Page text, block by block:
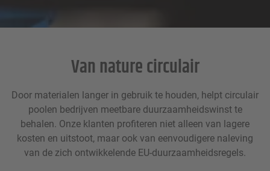
Van nature circulair
Door materialen langer in gebruik te houden, helpt circulair
poolen bedrijven meetbare duurzaamheidswinst te
behalen. Onze klanten profiteren niet alleen van lagere
kosten en uitstoot, maar ook van eenvoudigere naleving
van de zich ontwikkelende EU-duurzaamheidsregels.